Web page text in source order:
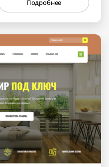
Подробнее